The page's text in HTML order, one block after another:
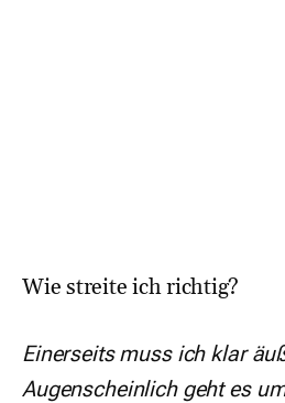
Wie streite ich richtig?
Einerseits muss ich klar
Augenscheinlich geht es